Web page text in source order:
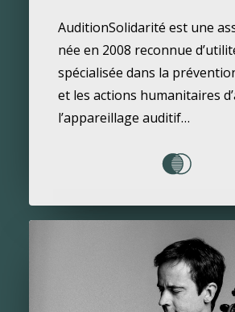
AuditionSolidarité est une
née en 2008 reconnue
spécialisée dans la
et les actions humanitaires
l’appareillage auditif…